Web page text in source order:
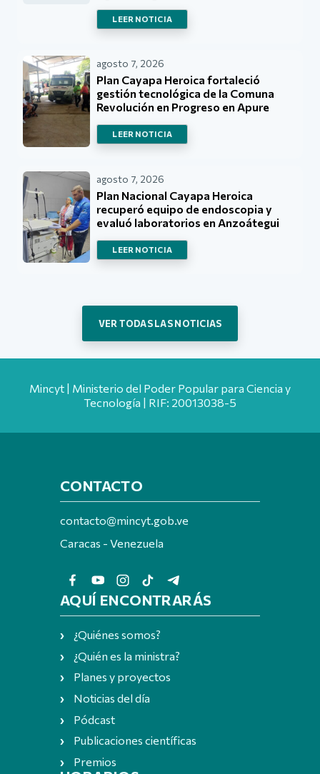
LEER NOTICIA
agosto 7, 2026
Plan Cayapa Heroica fortaleció
gestión tecnológica de la Comuna
Revolución en Progreso en Apure
LEER NOTICIA
agosto 7, 2026
Plan Nacional Cayapa Heroica
recuperó equipo de endoscopia y
evaluó laboratorios en Anzoátegui
LEER NOTICIA
VER TODAS LAS NOTICIAS
Mincyt | Ministerio del Poder Popular para Ciencia y
Tecnología | RIF: 20013038-5
CONTACTO
contacto@mincyt.gob.ve
Caracas - Venezuela
AQUÍ ENCONTRARÁS
¿Quiénes somos?
¿Quién es la ministra?
Planes y proyectos
Noticias del día
Pódcast
Publicaciones científicas
Premios